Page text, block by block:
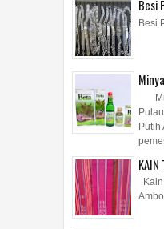
Besi
Besi
Putih
KAIN